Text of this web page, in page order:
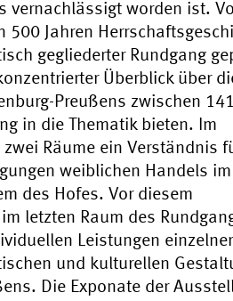
vernachlässigt worden ist.
500 Jahren
gegliederter Rundgang
Überblick über
Preußens zwischen
in die Thematik bieten. Im
Räume ein Verständnis
weiblichen Handels im
des Hofes. Vor diesem
letzten Raum des
Leistungen einzelner
und kulturellen
Die Exponate der